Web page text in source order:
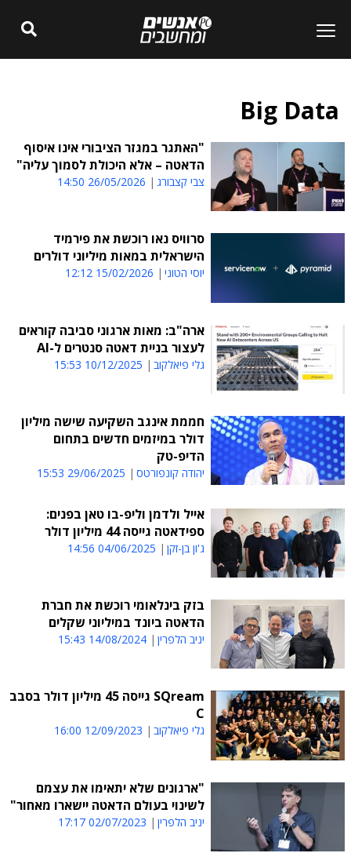
Big Data
"האתגר במגזר הציבורי אינו איסוף
הדאטה – אלא היכולת לסמוך עליה"
צבי קצבורג 26/05/2026 14:50
סרוויס נאו רוכשת את פירמיד
הישראלית במאות מיליוני דולרים
יוסי הטוני 15/02/2026 12:12
ארה"ב: מאות ארגוני סביבה קוראים
לעצור בניית דאטה סנטרים ל-AI
גלי פיאלקוב 10/12/2025 15:53
חממת אינגב השקיעה שישה מיליון
דולר במיזמים חדשים בתחום
הדיפ-טק
יהודה קונפורטס 29/06/2025 15:53
אייל ולדמן וליפ-בו טאן בפנים:
ספידאטה גייסה 44 מיליון דולר
ג'ון בן-זקן 04/06/2025 14:56
בזק בינלאומי רוכשת את חברת
הדאטה ביונד במיליוני שקלים
יניב הלפרין 14/08/2024 15:43
SQream גייסה 45 מיליון דולר בסבב
C
גלי פיאלקוב 12/09/2023 16:00
"ארגונים שלא יתאימו את עצמם
לשינוי בעולם הדאטה יישארו מאחור"
יניב הלפרין 02/07/2023 17:17